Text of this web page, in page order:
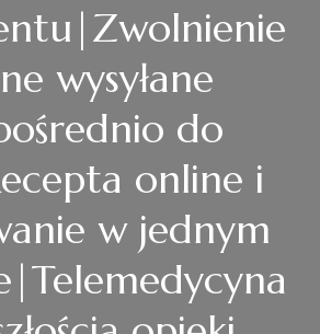
wysyłane
do
online i
w jednym